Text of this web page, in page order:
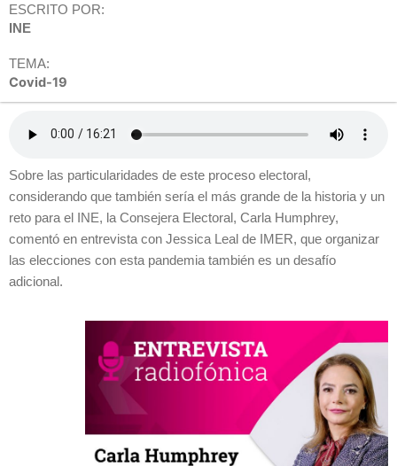
ESCRITO POR:
INE
TEMA:
Covid-19
Sobre las particularidades de este proceso electoral,
considerando que también sería el más grande de la historia y un
reto para el INE, la Consejera Electoral, Carla Humphrey,
comentó en entrevista con Jessica Leal de IMER, que organizar
las elecciones con esta pandemia también es un desafío
adicional.